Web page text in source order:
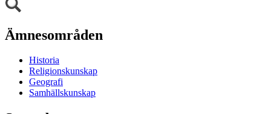
Ämnesområden
Historia
Religionskunskap
Geografi
Samhällskunskap